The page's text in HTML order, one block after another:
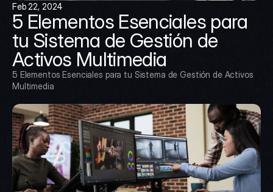
Feb 22, 2024
5 Elementos Esenciales para
tu Sistema de Gestión de
Activos Multimedia
5 Elementos Esenciales para tu Sistema de Gestión de Activos
Multimedia